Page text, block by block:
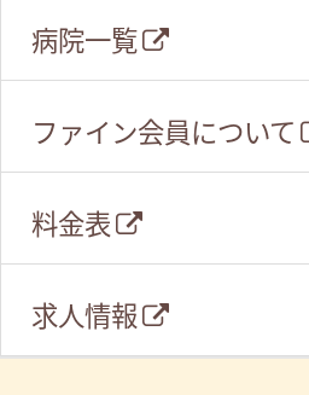
病院一覧
ファイン会員について
料金表
求人情報